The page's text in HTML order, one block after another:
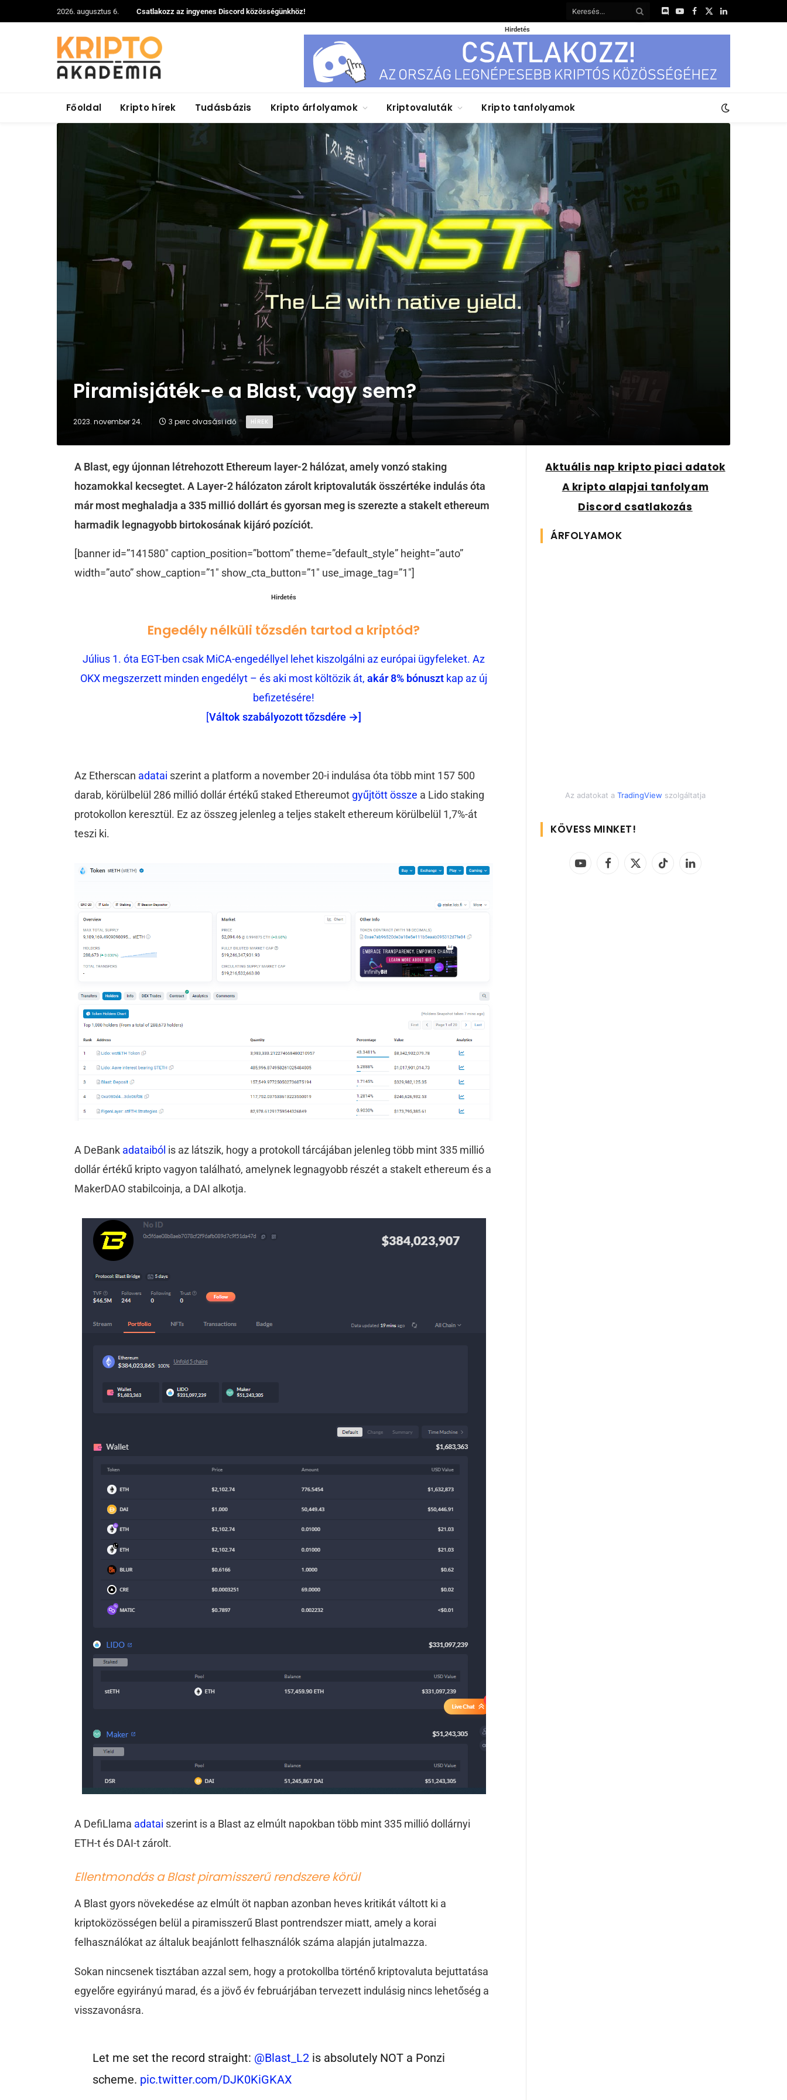
2026. augusztus 6. Csatlakozz az ingyenes Discord közösségünkhöz!
DiscordYouTube
Facebook
X
LinkedIn
Hirdetés
Főoldal Kripto hírek Tudásbázis Kripto árfolyamok Kriptovaluták Kripto tanfolyamok
Piramisjáték-e a Blast, vagy sem?
2023. november 24. 3 perc olvasási idő HÍREK
A Blast, egy újonnan létrehozott Ethereum layer-2 hálózat, amely vonzó staking
hozamokkal kecsegtet. A Layer-2 hálózaton zárolt kriptovaluták összértéke indulás óta
már most meghaladja a 335 millió dollárt és gyorsan meg is szerezte a stakelt ethereum
harmadik legnagyobb birtokosának kijáró pozíciót.
[banner id=”141580″ caption_position=”bottom” theme=”default_style” height=”auto”
width=”auto” show_caption=”1″ show_cta_button=”1″ use_image_tag=”1″]
Hirdetés
Engedély nélküli tőzsdén tartod a kriptód?
Július 1. óta EGT-ben csak MiCA-engedéllyel lehet kiszolgálni az európai ügyfeleket. Az
OKX megszerzett minden engedélyt – és aki most költözik át, akár 8% bónuszt kap az új
befizetésére!
[Váltok szabályozott tőzsdére →]
Az Etherscan adatai szerint a platform a november 20-i indulása óta több mint 157 500
darab, körülbelül 286 millió dollár értékű staked Ethereumot gyűjtött össze a Lido staking
protokollon keresztül. Ez az összeg jelenleg a teljes stakelt ethereum körülbelül 1,7%-át
teszi ki.
A DeBank adataiból is az látszik, hogy a protokoll tárcájában jelenleg több mint 335 millió
dollár értékű kripto vagyon található, amelynek legnagyobb részét a stakelt ethereum és a
MakerDAO stabilcoinja, a DAI alkotja.
A DefiLlama adatai szerint is a Blast az elmúlt napokban több mint 335 millió dollárnyi
ETH-t és DAI-t zárolt.
Ellentmondás a Blast piramisszerű rendszere körül
A Blast gyors növekedése az elmúlt öt napban azonban heves kritikát váltott ki a
kriptoközösségen belül a piramisszerű Blast pontrendszer miatt, amely a korai
felhasználókat az általuk beajánlott felhasználók száma alapján jutalmazza.
Sokan nincsenek tisztában azzal sem, hogy a protokollba történő kriptovaluta bejuttatása
egyelőre egyirányú marad, és a jövő év februárjában tervezett indulásig nincs lehetőség a
visszavonásra.
Let me set the record straight: @Blast_L2is absolutely NOT a Ponzi
scheme. pic.twitter.com/DJK0KiGKAX
Aktuális nap kripto piaci adatok
A kripto alapjai tanfolyam
Discord csatlakozás
ÁRFOLYAMOK
Az adatokat a TradingView szolgáltatja
KÖVESS MINKET!
YouTubeFacebook
X
TikTok LinkedIn